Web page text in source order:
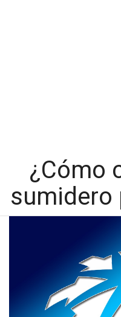
¿Cómo
sumidero